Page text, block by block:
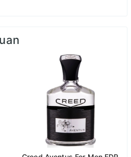
20
Kurkdjian
6 giờ đến 8 giờ
- Toả hương trong vòng một
Ngày, Đêm, Xuân, Thu